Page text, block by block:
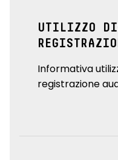
UTILIZZO
Informativa
registrazione